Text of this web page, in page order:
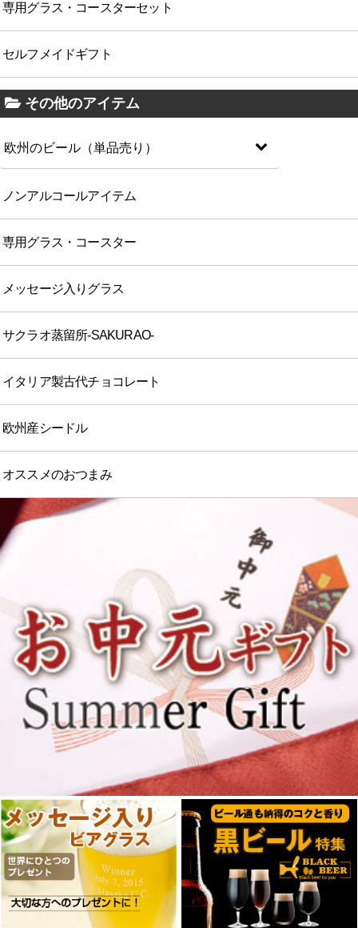
専用グラス・コースターセット
セルフメイドギフト
その他のアイテム
欧州のビール（単品売り）
ノンアルコールアイテム
専用グラス・コースター
メッセージ入りグラス
サクラオ蒸留所-SAKURAO-
イタリア製古代チョコレート
欧州産シードル
オススメのおつまみ